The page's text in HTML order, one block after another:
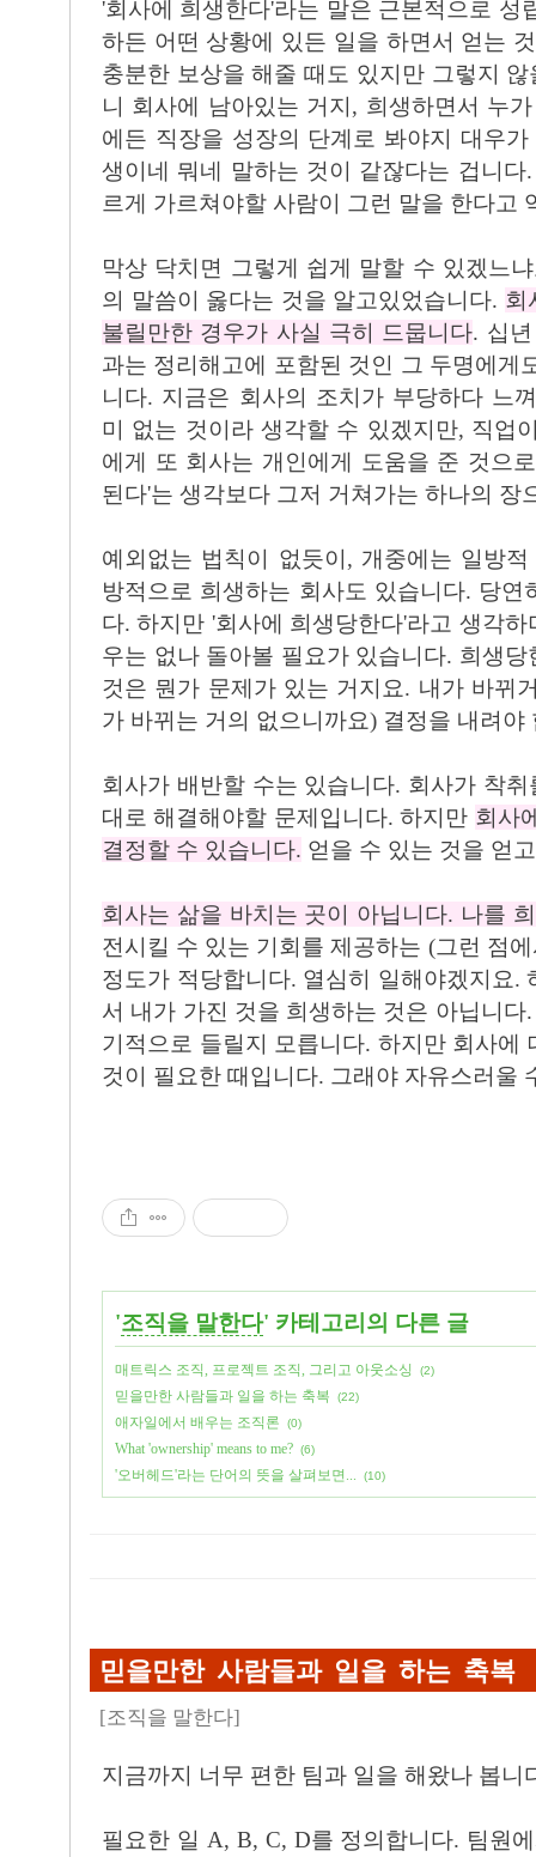
'회사에 희생한다'라는 말은 근본적으로 성
하든 어떤 상황에 있든 일을 하면서 얻는
충분한 보상을 해줄 때도 있지만 그렇지
니 회사에 남아있는 거지, 희생하면서 누
에든 직장을 성장의 단계로 봐야지 대우
생이네 뭐네 말하는 것이 같잖다는 겁니
르게 가르쳐야할 사람이 그런 말을 한다고
막상 닥치면 그렇게 쉽게 말할 수 있겠느
의 말씀이 옳다는 것을 알고있었습니다. 회
불릴만한 경우가 사실 극히 드뭅니다. 십
과는 정리해고에 포함된 것인 그 두명에게
니다. 지금은 회사의 조치가 부당하다 느
미 없는 것이라 생각할 수 있겠지만, 직업
에게 또 회사는 개인에게 도움을 준 것으
된다'는 생각보다 그저 거쳐가는 하나의 장
예외없는 법칙이 없듯이, 개중에는 일방
방적으로 희생하는 회사도 있습니다. 당
다. 하지만 '회사에 희생당한다'라고 생각
우는 없나 돌아볼 필요가 있습니다. 희생
것은 뭔가 문제가 있는 거지요. 내가 바뀌
가 바뀌는 거의 없으니까요) 결정을 내려야
회사가 배반할 수는 있습니다. 회사가 착
대로 해결해야할 문제입니다. 하지만 회사
결정할 수 있습니다. 얻을 수 있는 것을 얻
회사는 삶을 바치는 곳이 아닙니다. 나를
전시킬 수 있는 기회를 제공하는 (그런 점
정도가 적당합니다. 열심히 일해야겠지요.
서 내가 가진 것을 희생하는 것은 아닙니다
기적으로 들릴지 모릅니다. 하지만 회사에
것이 필요한 때입니다. 그래야 자유스러울
'조직을 말한다' 카테고리의 다른 글
매트릭스 조직, 프로젝트 조직, 그리고 아웃소싱 (2)
믿을만한 사람들과 일을 하는 축복 (22)
애자일에서 배우는 조직론 (0)
What 'ownership' means to me? (6)
'오버헤드'라는 단어의 뜻을 살펴보면... (10)
믿을만한 사람들과 일을 하는 축복
[조직을 말한다]
지금까지 너무 편한 팀과 일을 해왔나 봅니
필요한 일 A, B, C, D를 정의합니다. 팀원